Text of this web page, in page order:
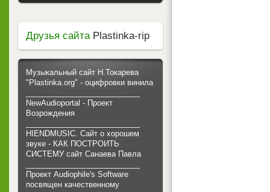
Друзья сайтаPlastinka-rip
Музыкальный сайт Н.Токарева
"Plastinka.org" - оцифровки винила
NewAudioportal - Проект
Возрождения
HIENDMUSIC. Сайт о хорошем
звуке - КАК ПОСТРОИТЬ
СИСТЕМУ сайт Санаева Павла
Проект Audiophile's Software
посвящен качественному